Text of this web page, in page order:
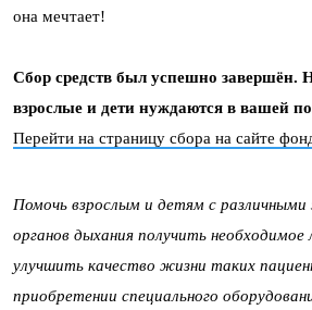
она мечтает!
Сбор средств был успешно завершён.
взрослые и дети нуждаются в вашей
Перейти на страницу сбора на сайте
Помочь взрослым и детям с различными
органов дыхания получить
улучшить качество жизни таких
приобретении специального